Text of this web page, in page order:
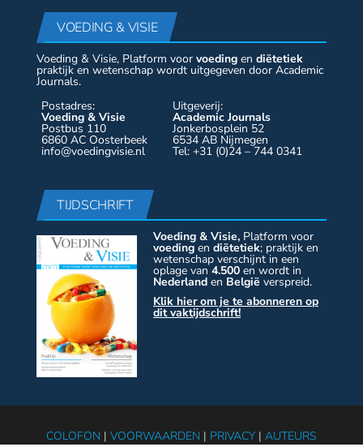
VOEDING & VISIE
Voeding & Visie, Platform voor voeding en diëtetiek
praktijk en wetenschap wordt uitgegeven door Academic
Journals.
Postadres:
Voeding & Visie
Postbus 110
6860 AC Oosterbeek
info@voedingvisie.nl
Uitgeverij:
Academic Journals
Jonkerbosplein 52
6534 AB Nijmegen
Tel: +31 (0)24 – 744 0341
TIJDSCHRIFT
Voeding & Visie, Platform voor
voeding en diëtetiek; praktijk en
wetenschap verschijnt in een
oplage van4.500 en wordt in
Nederland en België verspreid.
Klik hier om je te abonneren op
dit vaktijdschrift!
COLOFON | VOORWAARDEN | PRIVACY | AUTEURS